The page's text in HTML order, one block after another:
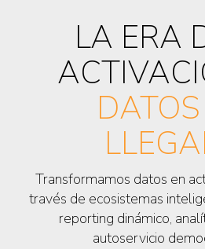
LA ERA
Transformamos datos en
través de ecosistemas
reporting dinámico,
autoservicio